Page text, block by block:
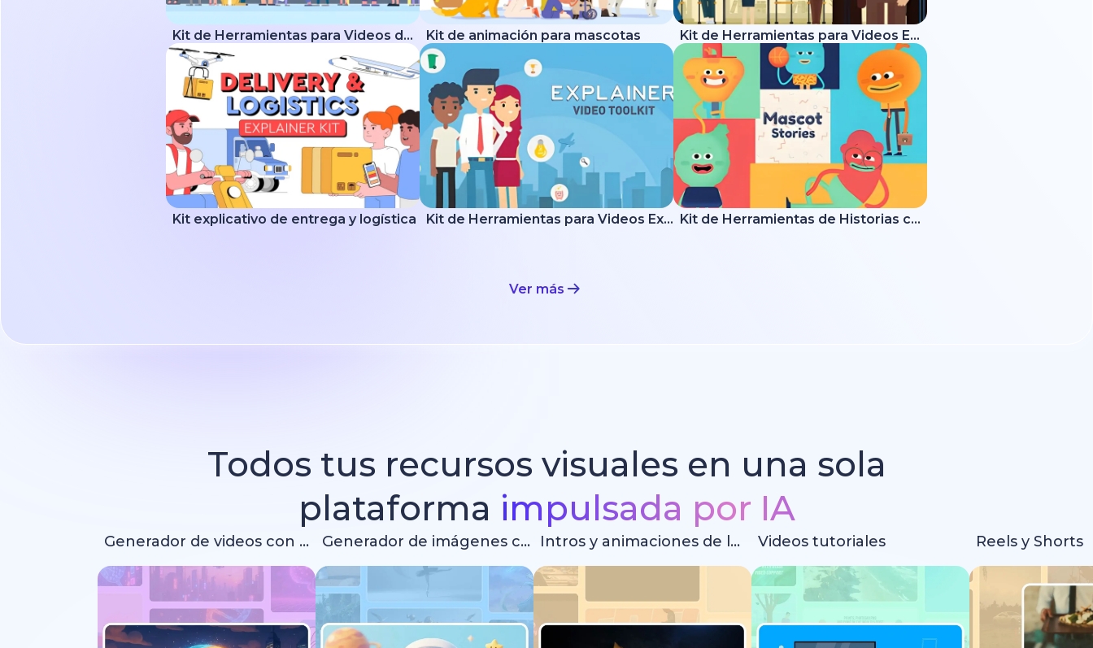
Kit de Herramientas para Videos de Salud Kit de animación para mascotas Kit de Herramientas para Videos Educativos
Kit explicativo de entrega y logística Kit de Herramientas para Videos Explicativos Kit de Herramientas de Historias con Mascotas
Ver más
Todos tus recursos visuales en una sola
plataforma impulsada por IA
Generador de videos con IA Generador de imágenes con IA Intros y animaciones de logotipos Videos tutoriales Reels y Shorts